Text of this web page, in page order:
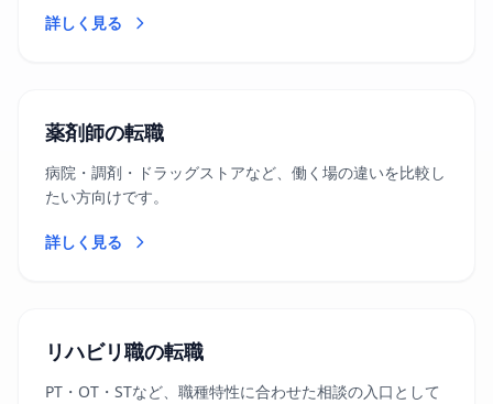
詳しく見る
薬剤師の転職
病院・調剤・ドラッグストアなど、働く場の違いを比較し
たい方向けです。
詳しく見る
リハビリ職の転職
PT・OT・STなど、職種特性に合わせた相談の入口として